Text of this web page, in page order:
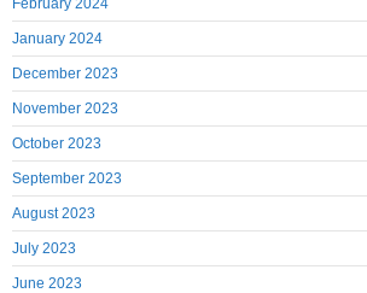
February 2024
January 2024
December 2023
November 2023
October 2023
September 2023
August 2023
July 2023
June 2023